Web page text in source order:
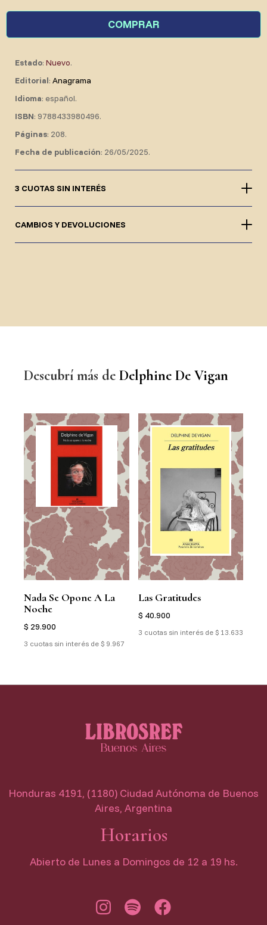
COMPRAR
Estado: Nuevo.
Editorial: Anagrama
Idioma: español.
ISBN: 9788433980496.
Páginas: 208.
Fecha de publicación: 26/05/2025.
3 CUOTAS SIN INTERÉS
CAMBIOS Y DEVOLUCIONES
Descubrí más de Delphine De Vigan
Nada Se Opone A La
Noche
$ 29.900
3 cuotas sin interés de $ 9.967
Las Gratitudes
$ 40.900
3 cuotas sin interés de $ 13.633
Honduras 4191, (1180) Ciudad Autónoma de Buenos
Aires, Argentina
Horarios
Abierto de Lunes a Domingos de 12 a 19 hs.